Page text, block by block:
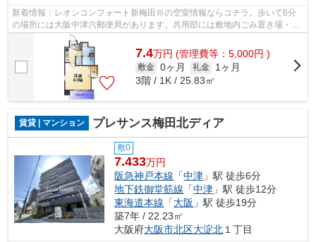
新着情報：レオンコンフォート新梅田Ⅲの空室情報ならコチラ。歩いて6分
の場所には大阪中津六郵便局があります。共用部には敷地内ごみ置き場・エ
レベータなどが揃っており、とても充実...
7.4万円 (管理費等：5,000円 )
敷金 0ヶ月 礼金
1ヶ月
3階 / 1K / 25.83㎡
賃貸 | マンション プレサンス梅田北ディア
敷0
7.433万円
阪急神戸本線 「中津 」駅 徒歩6分
地下鉄御堂筋線 「中津 」駅 徒歩12分
東海道本線 「大阪 」駅 徒歩19分
築7年 / 22.23㎡
大阪府大阪市北区大淀北１丁目